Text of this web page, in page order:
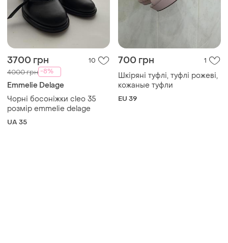
3700 грн 10
4000 грн -8%
Emmelie Delage
Чорні босоніжки cleo 35
розмір emmelie delage
UA 35
700 грн 1
Шкіряні туфлі, туфлі рожеві,
кожаные туфли
EU 39